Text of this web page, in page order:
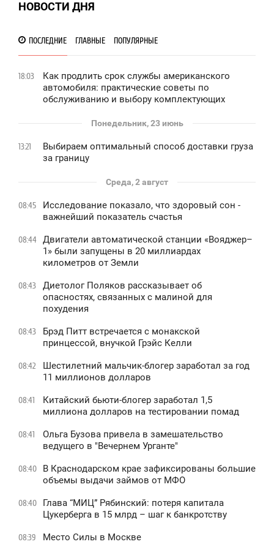
НОВОСТИ ДНЯ
ПОСЛЕДНИЕ ГЛАВНЫЕ ПОПУЛЯРНЫЕ
18:03
Как продлить срок службы американского
автомобиля: практические советы по
обслуживанию и выбору комплектующих
Понедельник, 23 июнь
13:21
Выбираем оптимальный способ доставки груза
за границу
Среда, 2 август
08:45
Исследование показало, что здоровый сон -
важнейший показатель счастья
08:44
Двигатели автоматической станции «Вояджер–
1» были запущены в 20 миллиардах
километров от Земли
08:43
Диетолог Поляков рассказывает об
опасностях, связанных с малиной для
похудения
08:43
Брэд Питт встречается с монакской
принцессой, внучкой Грэйс Келли
08:42
Шестилетний мальчик-блогер заработал за год
11 миллионов долларов
08:41
Китайский бьюти-блогер заработал 1,5
миллиона долларов на тестировании помад
08:41
Ольга Бузова привела в замешательство
ведущего в "Вечернем Урганте"
08:40
В Краснодарском крае зафиксированы большие
объемы выдачи займов от МФО
08:40
Глава “МИЦ” Рябинский: потеря капитала
Цукерберга в 15 млрд – шаг к банкротству
08:39 Место Силы в Москве